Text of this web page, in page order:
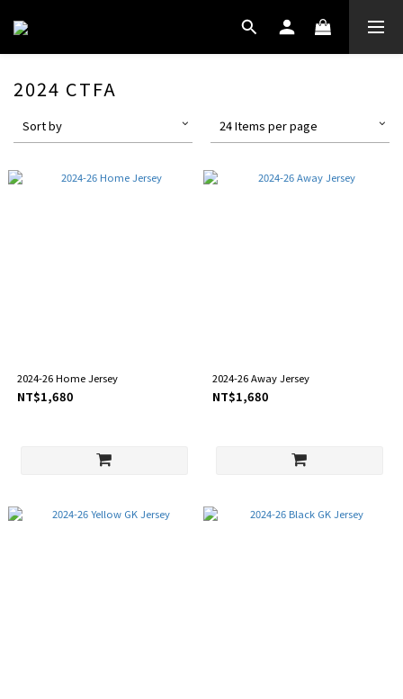
2024 CTFA
Sort by 24 Items per page
2024-26 Home Jersey
NT$1,680
2024-26 Away Jersey
NT$1,680